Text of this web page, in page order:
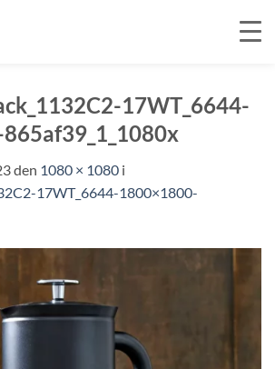
17WT_6644-
den 1080 × 1080 i
17WT_6644-1800×1800-